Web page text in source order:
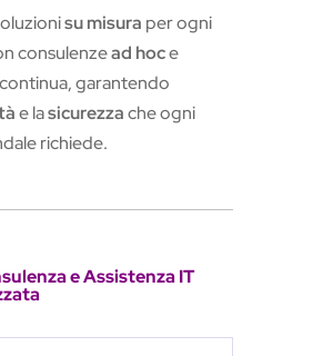
su misura per ogni
consulenzead hoce
garantendo
e lasicurezzache ogni
richiede.
e Assistenza IT